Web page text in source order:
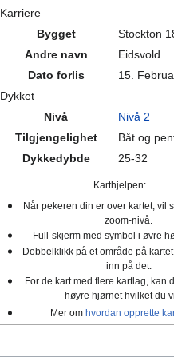
Karriere
Bygget
Stockton
Andre navn
Eidsvold
Dato forlis
15.
Dykket
Nivå
Nivå 2
Tilgjengelighet
Båt og
Dykkedybde
25-32
Karthjelpen:
Når pekeren din er over kartet, vil
zoom-nivå.
Full-skjerm med symbol i øvre
Dobbelklikk på et område på
inn på det.
For de kart med flere kartlag, kan
høyre hjørnet hvilket du
Mer omhvordan opprette